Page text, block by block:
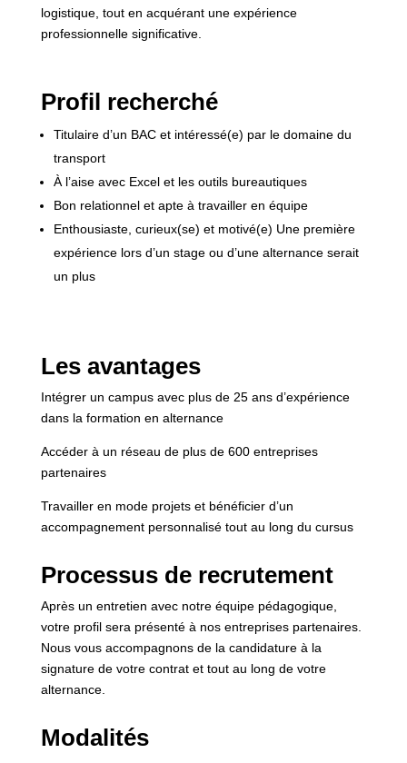
logistique, tout en acquérant une expérience
professionnelle significative.
Profil recherché
Titulaire d’un BAC et intéressé(e) par le domaine du
transport
À l’aise avec Excel et les outils bureautiques
Bon relationnel et apte à travailler en équipe
Enthousiaste, curieux(se) et motivé(e) Une première
expérience lors d’un stage ou d’une alternance serait
un plus
Les avantages
Intégrer un campus avec plus de 25 ans d’expérience
dans la formation en alternance
Accéder à un réseau de plus de 600 entreprises
partenaires
Travailler en mode projets et bénéficier d’un
accompagnement personnalisé tout au long du cursus
Processus de recrutement
Après un entretien avec notre équipe pédagogique,
votre profil sera présenté à nos entreprises partenaires.
Nous vous accompagnons de la candidature à la
signature de votre contrat et tout au long de votre
alternance.
Modalités